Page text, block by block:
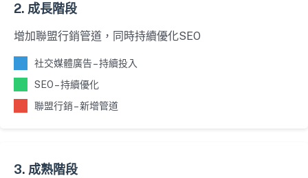
2. 成長階段
增加聯盟行銷管道，同時持續優化SEO
社交媒體廣告 – 持續投入
SEO – 持續優化
聯盟行銷 – 新增管道
3. 成熟階段